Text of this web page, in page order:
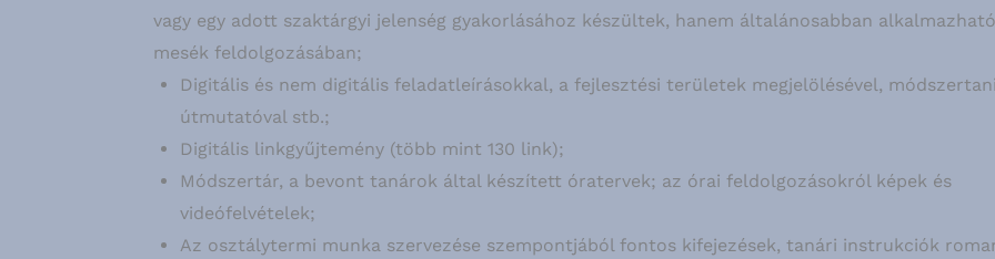
vagy egy adott szaktárgyi jelenség gyakorlásához készültek, hanem általánosabban
mesék feldolgozásában;
Digitális és nem digitális feladatleírásokkal, a fejlesztési területek megjelölésével, módszertani
útmutatóval stb.;
Digitális linkgyűjtemény (több mint 130 link);
Módszertár, a bevont tanárok által készített óratervek; az órai feldolgozásokról képek és
videófelvételek;
Az osztálytermi munka szervezése szempontjából fontos kifejezések, tanári instrukciók